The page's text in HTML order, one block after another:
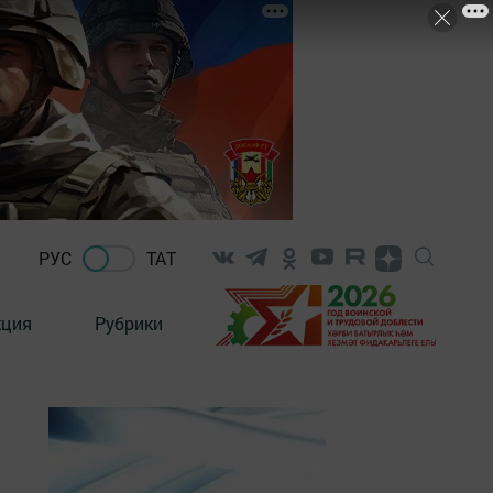
РУС ТАТ
Рубрики